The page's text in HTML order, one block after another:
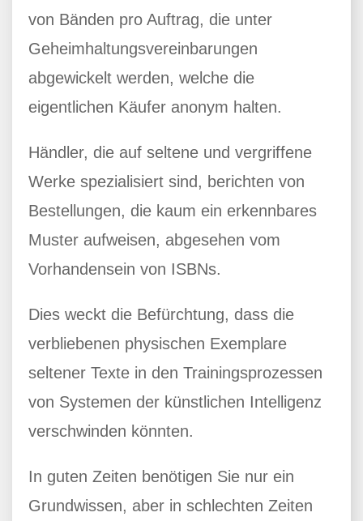
von Bänden pro Auftrag, die unter
Geheimhaltungsvereinbarungen
abgewickelt werden, welche die
eigentlichen Käufer anonym halten.
Händler, die auf seltene und vergriffene
Werke spezialisiert sind, berichten von
Bestellungen, die kaum ein erkennbares
Muster aufweisen, abgesehen vom
Vorhandensein von ISBNs.
Dies weckt die Befürchtung, dass die
verbliebenen physischen Exemplare
seltener Texte in den Trainingsprozessen
von Systemen der künstlichen Intelligenz
verschwinden könnten.
In guten Zeiten benötigen Sie nur ein
Grundwissen, aber in schlechten Zeiten